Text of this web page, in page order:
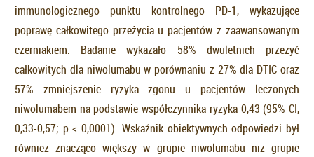
immunologicznego punktu kontrolnego PD-1, wykazujące
poprawę całkowitego przeżycia u pacjentów z zaawansowanym
czerniakiem. Badanie wykazało 58% dwuletnich przeżyć
całkowitych dla niwolumabu w porównaniu z 27% dla DTIC oraz
57% zmniejszenie ryzyka zgonu u pacjentów leczonych
niwolumabem na podstawie współczynnika ryzyka 0,43 (95% CI,
0,33-0,57; p < 0,0001). Wskaźnik obiektywnych odpowiedzi był
również znacząco większy w grupie niwolumabu niż grupie